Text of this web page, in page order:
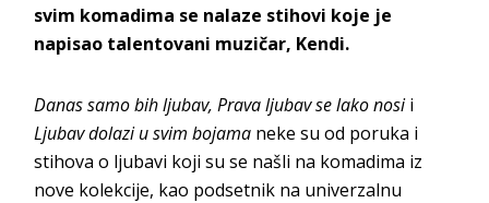
svim komadima se nalaze stihovi koje je
napisao talentovani muzičar, Kendi.
Danas samo bih ljubav, Prava ljubav se lako nosii
Ljubav dolazi u svim bojama neke su od poruka i
stihova o ljubavi koji su se našli na komadima iz
nove kolekcije, kao podsetnik na univerzalnu